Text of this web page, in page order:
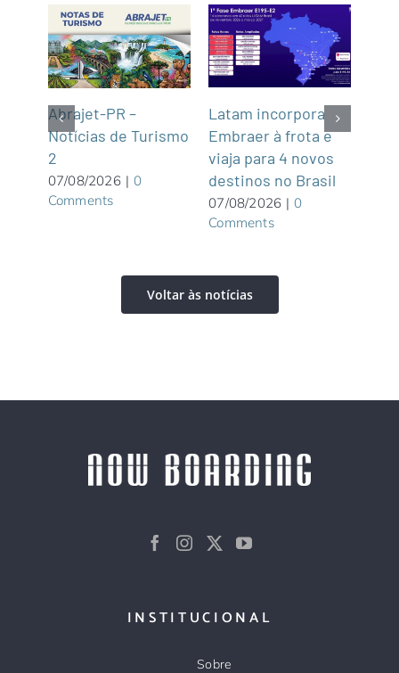
Abrajet-PR –
Notícias de Turismo
2
07/08/2026 | 0
Comments
Latam incorpora
Embraer à frota e
viaja para 4 novos
destinos no Brasil
07/08/2026 | 0
Comments
Voltar às notícias
INSTITUCIONAL
Sobre